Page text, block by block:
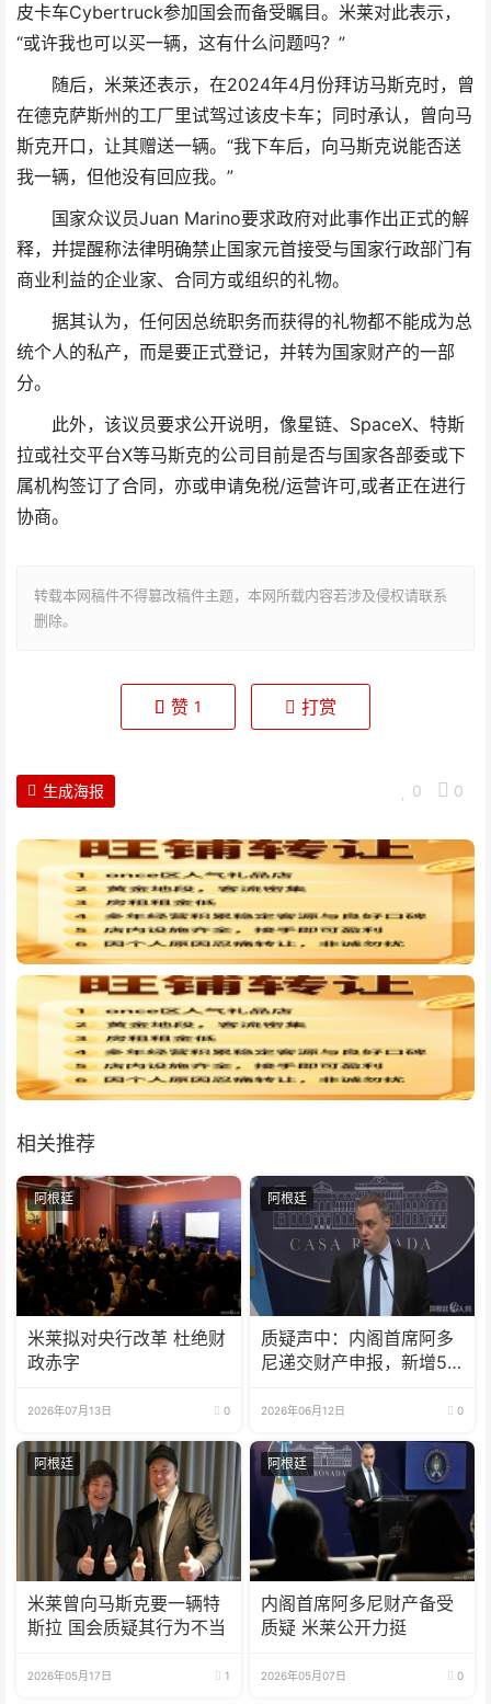
皮卡车Cybertruck参加国会而备受瞩目。米莱对此表示，
“或许我也可以买一辆，这有什么问题吗？”
随后，米莱还表示，在2024年4月份拜访马斯克时，曾
在德克萨斯州的工厂里试驾过该皮卡车；同时承认，曾向马
斯克开口，让其赠送一辆。“我下车后，向马斯克说能否送
我一辆，但他没有回应我。”
国家众议员Juan Marino要求政府对此事作出正式的解
释，并提醒称法律明确禁止国家元首接受与国家行政部门有
商业利益的企业家、合同方或组织的礼物。
据其认为，任何因总统职务而获得的礼物都不能成为总
统个人的私产，而是要正式登记，并转为国家财产的一部
分。
此外，该议员要求公开说明，像星链、SpaceX、特斯
拉或社交平台X等马斯克的公司目前是否与国家各部委或下
属机构签订了合同，亦或申请免税/运营许可,或者正在进行
协商。
转载本网稿件不得篡改稿件主题，本网所载内容若涉及侵权请联系
删除。
赞 1 打赏
0 0
生成海报
相关推荐
阿根廷
米莱拟对央行改革 杜绝财
政赤字
2026年07月13日 0
阿根廷
质疑声中：内阁首席阿多
尼递交财产申报，新增50
2026年06月12日 0
阿根廷
米莱曾向马斯克要一辆特
斯拉 国会质疑其行为不当
2026年05月17日 1
阿根廷
内阁首席阿多尼财产备受
质疑 米莱公开力挺
2026年05月07日 0